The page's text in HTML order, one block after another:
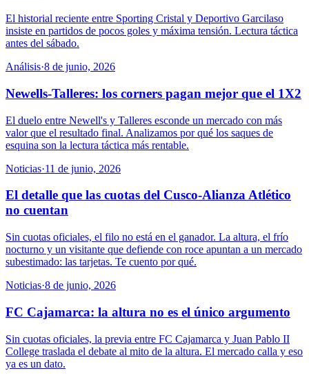
El historial reciente entre Sporting Cristal y Deportivo Garcilaso
insiste en partidos de pocos goles y máxima tensión. Lectura táctica
antes del sábado.
Análisis·8 de junio, 2026
Newells-Talleres: los corners pagan mejor que el 1X2
El duelo entre Newell's y Talleres esconde un mercado con más
valor que el resultado final. Analizamos por qué los saques de
esquina son la lectura táctica más rentable.
Noticias·11 de junio, 2026
El detalle que las cuotas del Cusco-Alianza Atlético
no cuentan
Sin cuotas oficiales, el filo no está en el ganador. La altura, el frío
nocturno y un visitante que defiende con roce apuntan a un mercado
subestimado: las tarjetas. Te cuento por qué.
Noticias·8 de junio, 2026
FC Cajamarca: la altura no es el único argumento
Sin cuotas oficiales, la previa entre FC Cajamarca y Juan Pablo II
College traslada el debate al mito de la altura. El mercado calla y eso
ya es un dato.